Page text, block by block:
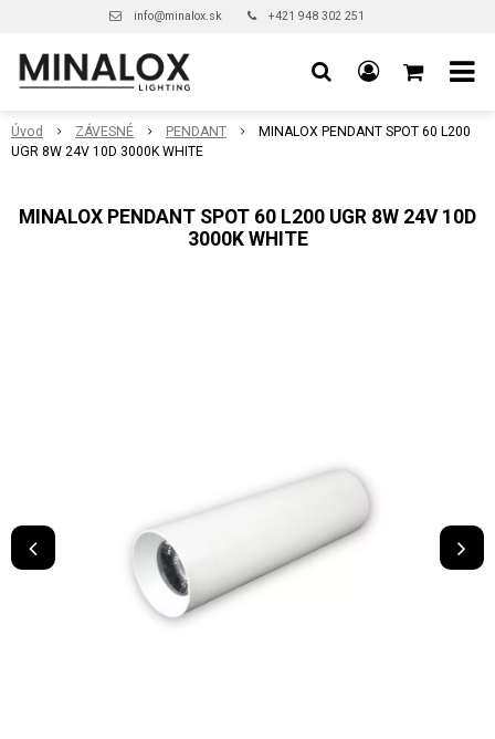
info@minalox.sk +421 948 302 251
Úvod ZÁVESNÉ PENDANT
MINALOX PENDANT SPOT 60 L200
UGR 8W 24V 10D 3000K WHITE
MINALOX PENDANT SPOT 60 L200 UGR 8W 24V 10D
3000K WHITE